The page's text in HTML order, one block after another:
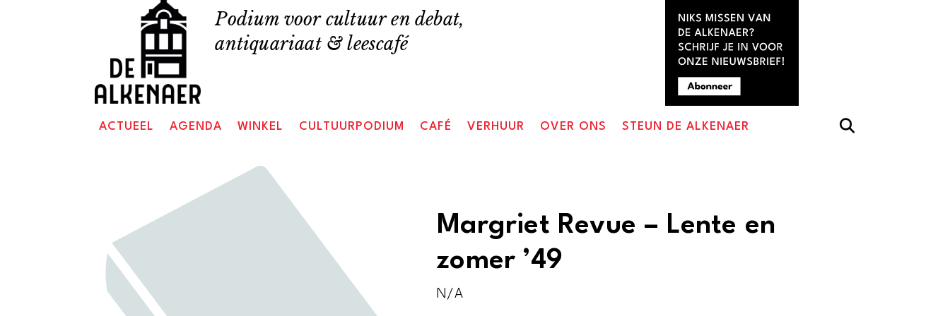
Podium voor cultuur en debat,
antiquariaat & leescafé
ACTUEEL AGENDA WINKEL CULTUURPODIUM CAFÉ VERHUUR OVER ONS STEUN DE ALKENAER
Margriet Revue – Lente en
zomer ’49
N/A